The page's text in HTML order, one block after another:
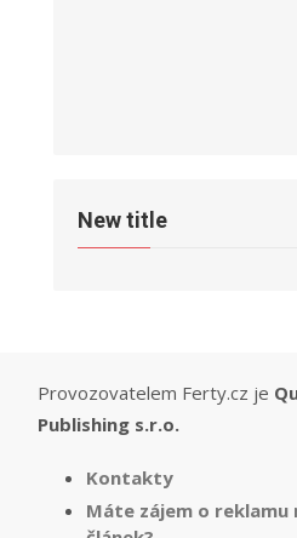
New title
Provozovatelem Ferty.cz je
Publishing s.r.o.
Kontakty
Máte zájem o reklamu